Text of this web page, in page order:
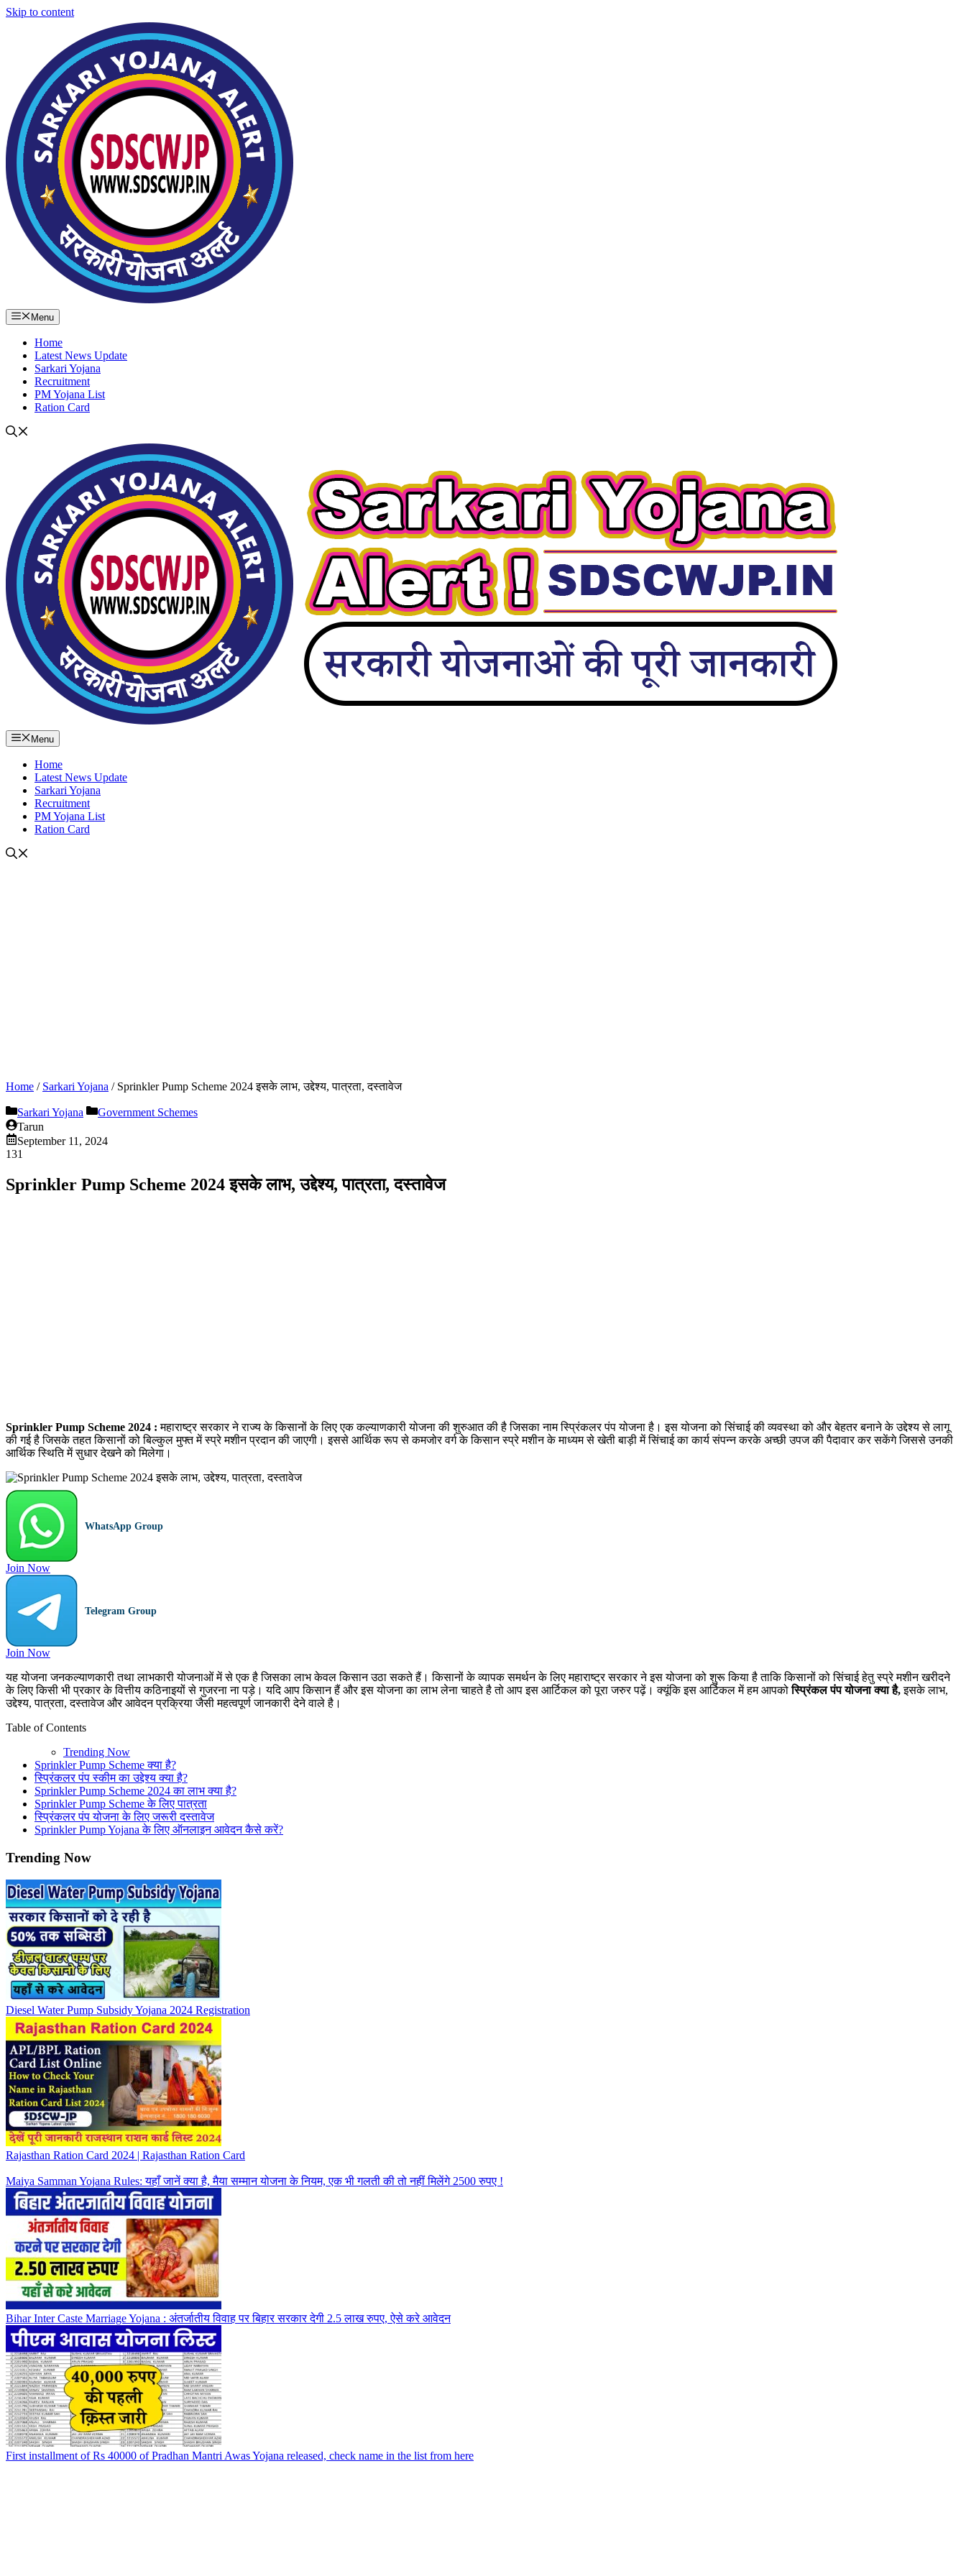
Skip to content
Menu
Home
Latest News Update
Sarkari Yojana
Recruitment
PM Yojana List
Ration Card
Menu
Home
Latest News Update
Sarkari Yojana
Recruitment
PM Yojana List
Ration Card
Home / Sarkari Yojana / Sprinkler Pump Scheme 2024 इसके लाभ, उद्देश्य, पात्रता, दस्तावेज
Sarkari Yojana
Government Schemes
Tarun
September 11, 2024
131
Sprinkler Pump Scheme 2024 इसके लाभ, उद्देश्य, पात्रता, दस्तावेज
Sprinkler Pump Scheme 2024 : महाराष्ट्र सरकार ने राज्य के किसानों के लिए एक कल्याणकारी योजना की शुरुआत की है जिसका नाम स्प्रिंकलर पंप योजना है। इस योजना को सिंचाई की व्यवस्था को और बेहतर बनाने के उद्देश्य से लागू
की गई है जिसके तहत किसानों को बिल्कुल मुफ्त में स्प्रे मशीन प्रदान की जाएगी। इससे आर्थिक रूप से कमजोर वर्ग के किसान स्प्रे मशीन के माध्यम से खेती बाड़ी में सिंचाई का कार्य संपन्न करके अच्छी उपज की पैदावार कर सकेंगे जिससे उनकी
आर्थिक स्थिति में सुधार देखने को मिलेगा।
WhatsApp Group
Join Now
Telegram Group
Join Now
यह योजना जनकल्याणकारी तथा लाभकारी योजनाओं में से एक है जिसका लाभ केवल किसान उठा सकते हैं। किसानों के व्यापक समर्थन के लिए महाराष्ट्र सरकार ने इस योजना को शुरू किया है ताकि किसानों को सिंचाई हेतु स्प्रे मशीन खरीदने
के लिए किसी भी प्रकार के वित्तीय कठिनाइयों से गुजरना ना पड़े। यदि आप किसान हैं और इस योजना का लाभ लेना चाहते है तो आप इस आर्टिकल को पूरा जरुर पढ़ें। क्यूंकि इस आर्टिकल में हम आपकोस्प्रिंकल पंप योजना क्या है,इसके लाभ,
उद्देश्य, पात्रता, दस्तावेज और आवेदन प्रक्रिया जैसी महत्वपूर्ण जानकारी देने वाले है।
Table of Contents
Trending Now
Sprinkler Pump Scheme क्या है?
स्प्रिंकलर पंप स्कीम का उद्देश्य क्या है?
Sprinkler Pump Scheme 2024 का लाभ क्या है?
Sprinkler Pump Scheme के लिए पात्रता
स्प्रिंकलर पंप योजना के लिए जरूरी दस्तावेज
Sprinkler Pump Yojana के लिए ऑनलाइन आवेदन कैसे करें?
Trending Now
Diesel Water Pump Subsidy Yojana 2024 Registration
Rajasthan Ration Card 2024 | Rajasthan Ration Card
Maiya Samman Yojana Rules: यहाँ जानें क्या है, मैया सम्मान योजना के नियम, एक भी गलती की तो नहीं मिलेंगे 2500 रुपए !
Bihar Inter Caste Marriage Yojana : अंतर्जातीय विवाह पर बिहार सरकार देगी 2.5 लाख रुपए, ऐसे करे आवेदन
First installment of Rs 40000 of Pradhan Mantri Awas Yojana released, check name in the list from here